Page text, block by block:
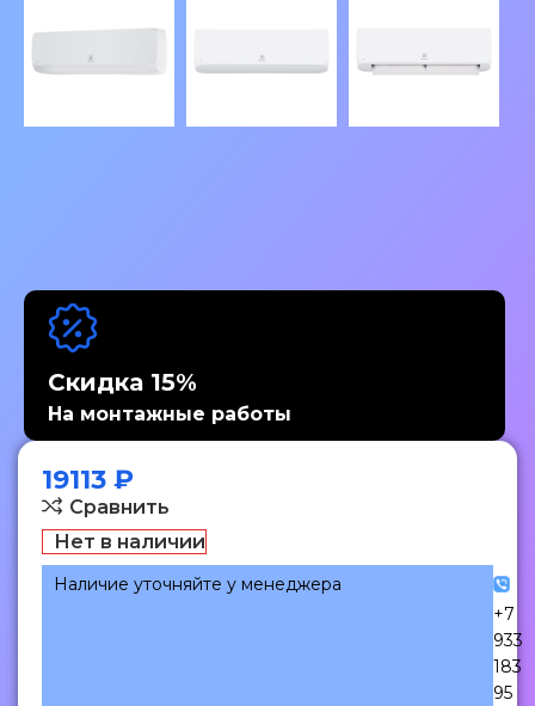
Скидка 15%
На монтажные работы
19113 ₽
Сравнить
Нет в наличии
Наличие уточняйте у менеджера
+7
933
183
95